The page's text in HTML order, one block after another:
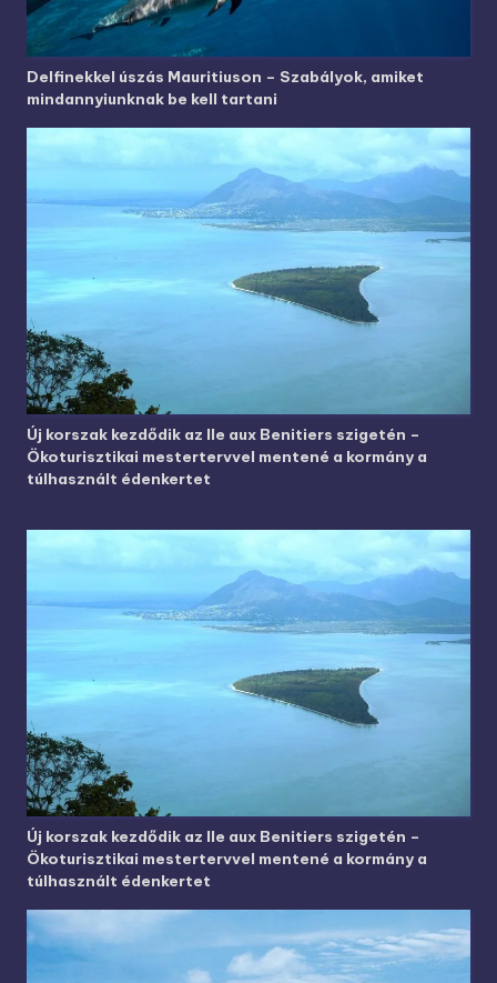
Delfinekkel úszás Mauritiuson – Szabályok, amiket
mindannyiunknak be kell tartani
Új korszak kezdődik az Ile aux Benitiers szigetén –
Ökoturisztikai mestertervvel mentené a kormány a
túlhasznált édenkertet
Új korszak kezdődik az Ile aux Benitiers szigetén –
Ökoturisztikai mestertervvel mentené a kormány a
túlhasznált édenkertet